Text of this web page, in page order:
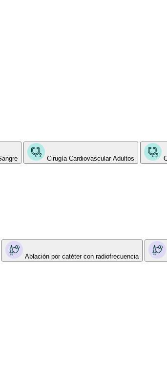
Cirugía Cardiovascular Adultos
Ablación por catéter con radiofrecuencia